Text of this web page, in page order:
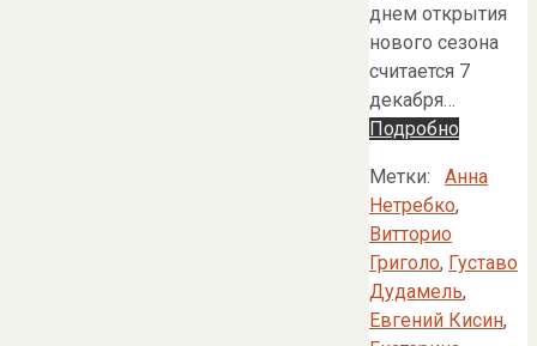
днем открытия
нового сезона
считается 7
декабря…
Подробно
Метки:
Анна
Нетребко,
Витторио
Григоло, Густаво
Дудамель,
Евгений Кисин,